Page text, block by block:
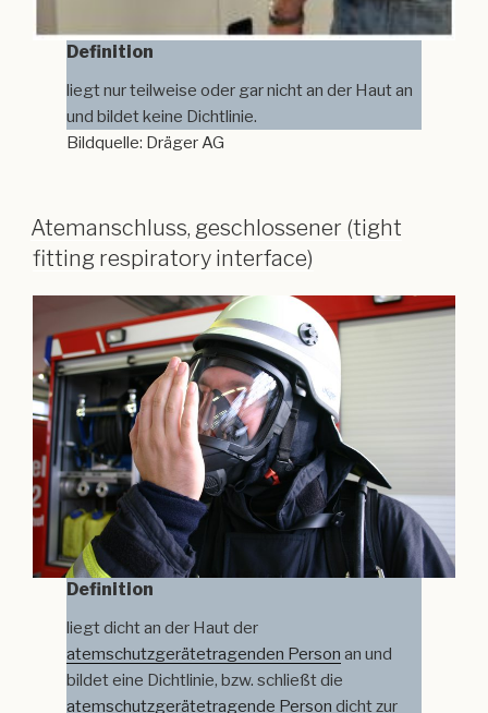
Definition
liegt nur teilweise oder gar nicht an der Haut an
und bildet keine Dichtlinie.
Bildquelle: Dräger AG
Atemanschluss, geschlossener (tight
fitting respiratory interface)
Definition
liegt dicht an der Haut der
atemschutzgerätetragenden Person an und
bildet eine Dichtlinie, bzw. schließt die
atemschutzgerätetragende Person dicht zur